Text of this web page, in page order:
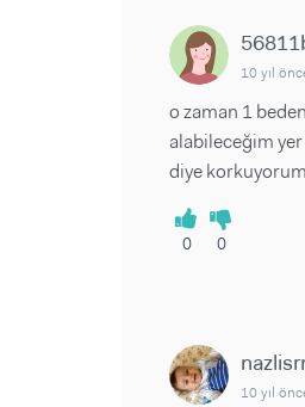
10 yıl
o zaman 1
alabileceğim
diye korkuyorum
0 0
10 yıl